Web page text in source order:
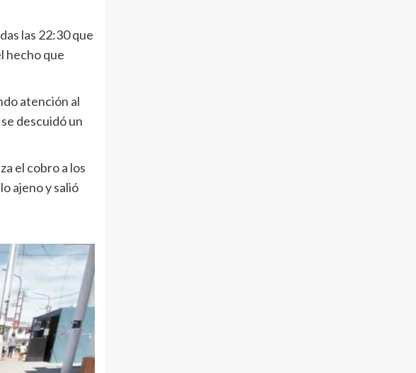
las 22:30 que
hecho que
atención al
descuidó un
el cobro a los
ajeno y salió